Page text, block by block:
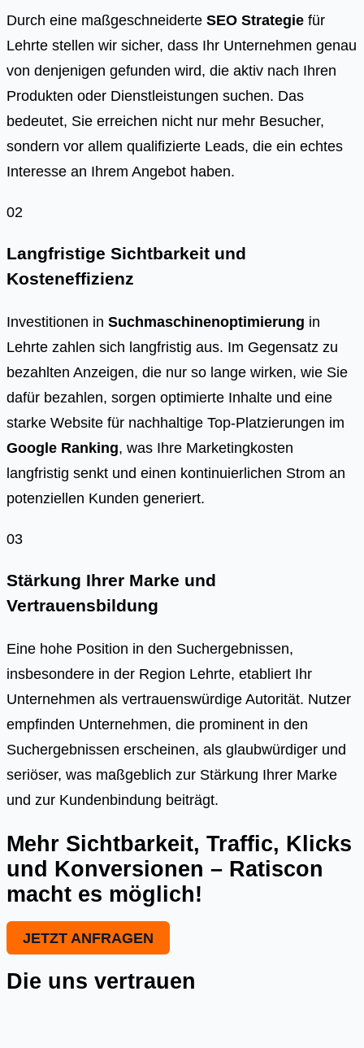
Durch eine maßgeschneiderte SEO Strategie für
Lehrte stellen wir sicher, dass Ihr Unternehmen genau
von denjenigen gefunden wird, die aktiv nach Ihren
Produkten oder Dienstleistungen suchen. Das
bedeutet, Sie erreichen nicht nur mehr Besucher,
sondern vor allem qualifizierte Leads, die ein echtes
Interesse an Ihrem Angebot haben.
02
Langfristige Sichtbarkeit und
Kosteneffizienz
Investitionen in Suchmaschinenoptimierung in
Lehrte zahlen sich langfristig aus. Im Gegensatz zu
bezahlten Anzeigen, die nur so lange wirken, wie Sie
dafür bezahlen, sorgen optimierte Inhalte und eine
starke Website für nachhaltige Top-Platzierungen im
Google Ranking, was Ihre Marketingkosten
langfristig senkt und einen kontinuierlichen Strom an
potenziellen Kunden generiert.
03
Stärkung Ihrer Marke und
Vertrauensbildung
Eine hohe Position in den Suchergebnissen,
insbesondere in der Region Lehrte, etabliert Ihr
Unternehmen als vertrauenswürdige Autorität. Nutzer
empfinden Unternehmen, die prominent in den
Suchergebnissen erscheinen, als glaubwürdiger und
seriöser, was maßgeblich zur Stärkung Ihrer Marke
und zur Kundenbindung beiträgt.
Mehr Sichtbarkeit, Traffic, Klicks
und Konversionen – Ratiscon
macht es möglich!
JETZT ANFRAGEN
Die uns vertrauen